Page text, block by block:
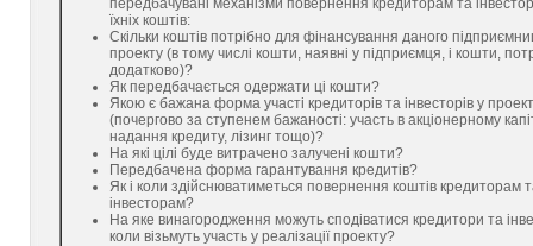
передбачувані механізми повернення кредиторам та
їхніх коштів:
Скільки коштів потрібно для фінансування даного
проекту (в тому числі кошти, наявні у підприємця, і кошти,
додатково)?
Як передбачається одержати ці кошти?
Якою є бажана форма участі кредиторів та інвесторів у
(почергово за ступенем бажаності: участь в акціонерному
надання кредиту, лізинг тощо)?
На які цілі буде витрачено залучені кошти?
Передбачена форма гарантування кредитів?
Як і коли здійснюватиметься повернення коштів кредиторам
інвесторам?
На яке винагородження можуть сподіватися кредитори та
коли візьмуть участь у реалізації проекту?